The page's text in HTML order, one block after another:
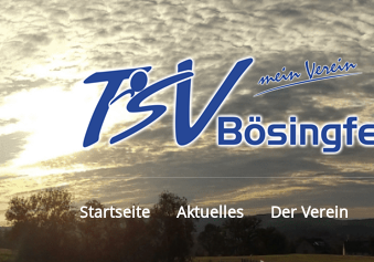
Startseite Aktuelles Der Verein